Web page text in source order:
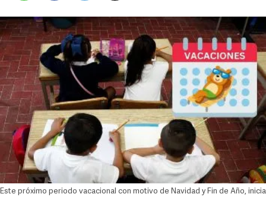
Este próximo periodo vacacional con motivo de Navidad y Fin de Año, inicia